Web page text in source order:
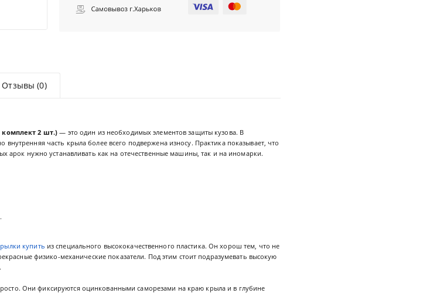
Отзывы (0)
комплект 2 шт.)— это один из необходимых элементов защиты кузова. В
часть крыла более всего подвержена износу. Практика показывает, что
арок нужно устанавливать как на отечественные машины, так и на иномарки.
купить из специального высококачественного пластика. Он хорош тем, что не
физико-механические показатели. Под этим стоит подразумевать высокую
Они фиксируются оцинкованными саморезами на краю крыла и в глубине